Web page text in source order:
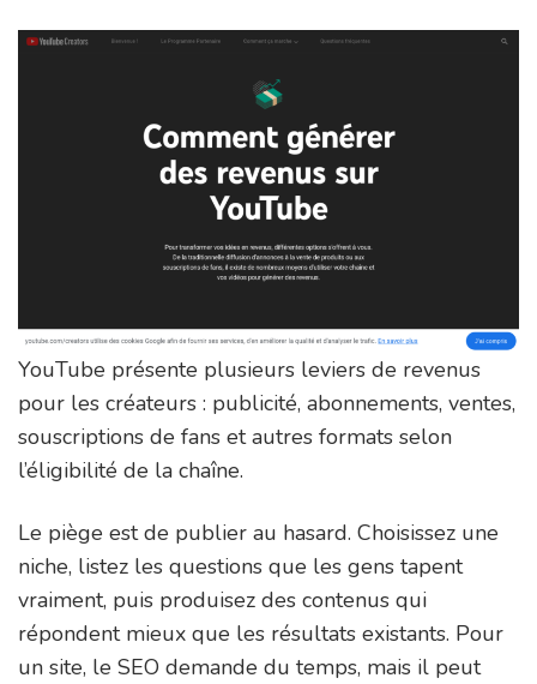
YouTube présente plusieurs leviers de revenus
pour les créateurs : publicité, abonnements, ventes,
souscriptions de fans et autres formats selon
l’éligibilité de la chaîne.
Le piège est de publier au hasard. Choisissez une
niche, listez les questions que les gens tapent
vraiment, puis produisez des contenus qui
répondent mieux que les résultats existants. Pour
un site, le SEO demande du temps, mais il peut